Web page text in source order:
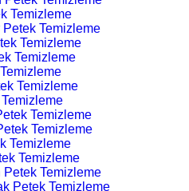
Temizleme
Petek Temizleme
Temizleme
Temizleme
Temizleme
Temizleme
Temizleme
Temizleme
Temizleme
Petek Temizleme
Petek Temizleme